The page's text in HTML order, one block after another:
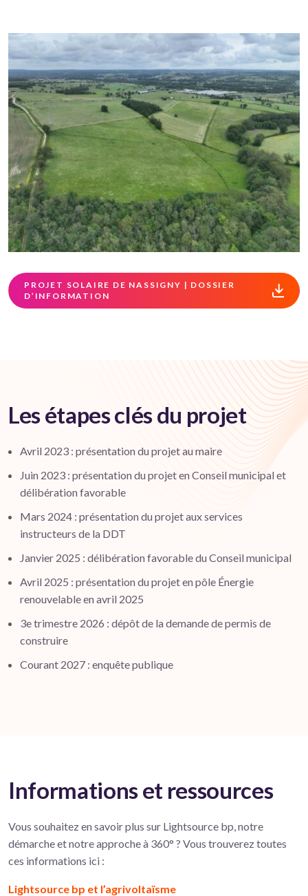
PROJET SOLAIRE DE NASSIGNY | DOSSIER
D’INFORMATION
Les étapes clés du projet
Avril 2023 : présentation du projet au maire
Juin 2023 : présentation du projet en Conseil municipal et
délibération favorable
Mars 2024 : présentation du projet aux services
instructeurs de la DDT
Janvier 2025 : délibération favorable du Conseil municipal
Avril 2025 : présentation du projet en pôle Énergie
renouvelable en avril 2025
3e trimestre 2026 : dépôt de la demande de permis de
construire
Courant 2027 : enquête publique
Informations et ressources
Vous souhaitez en savoir plus sur Lightsource bp, notre
démarche et notre approche à 360° ? Vous trouverez toutes
ces informations ici :
Lightsource bp et l’agrivoltaïsme